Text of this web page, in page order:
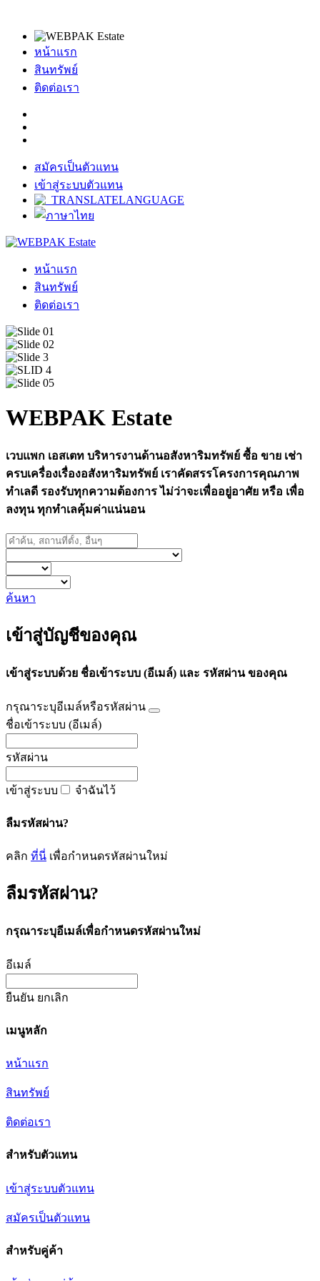
หน้าแรก
สินทรัพย์
ติดต่อเรา
สมัครเป็นตัวแทน
เข้าสู่ระบบตัวแทน
หน้าแรก
สินทรัพย์
ติดต่อเรา
WEBPAK Estate
เวบแพก เอสเตท บริหารงานด้านอสังหาริมทรัพย์ ซื้อ ขาย เช่า
ครบเครื่องเรื่องอสังหาริมทรัพย์ เราคัดสรรโครงการคุณภาพ
ทำเลดี รองรับทุกความต้องการ ไม่ว่าจะเพื่ออยู่อาศัย หรือ เพื่อ
ลงทุน ทุกทำเลคุ้มค่าแน่นอน
ค้นหา
เข้าสู่บัญชีของคุณ
เข้าสู่ระบบด้วย ชื่อเข้าระบบ (อีเมล์) และ รหัสผ่าน ของคุณ
กรุณาระบุอีเมล์หรือรหัสผ่าน
ชื่อเข้าระบบ (อีเมล์)
รหัสผ่าน
เข้าสู่ระบบ จำฉันไว้
ลืมรหัสผ่าน?
คลิก ที่นี่ เพื่อกำหนดรหัสผ่านใหม่
ลืมรหัสผ่าน?
กรุณาระบุอีเมล์เพื่อกำหนดรหัสผ่านใหม่
อีเมล์
ยืนยัน ยกเลิก
เมนูหลัก
หน้าแรก
สินทรัพย์
ติดต่อเรา
สำหรับตัวแทน
เข้าสู่ระบบตัวแทน
สมัครเป็นตัวแทน
สำหรับคู่ค้า